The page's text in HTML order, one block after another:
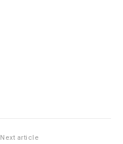
Next article